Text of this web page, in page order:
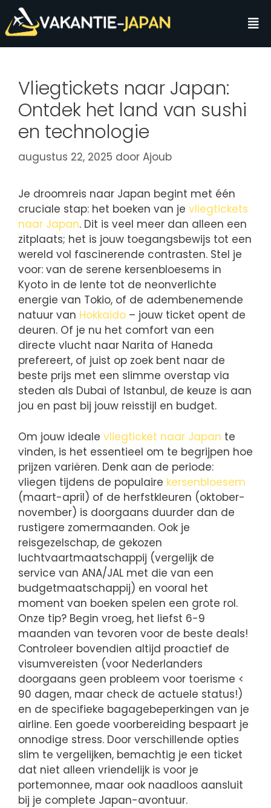
Vliegtickets naar Japan:
Ontdek het land van sushi
en technologie
augustus 22, 2025 door Ajoub
Je droomreis naar Japan begint met één
cruciale stap: het boeken van je vliegtickets
naar Japan. Dit is veel meer dan alleen een
zitplaats; het is jouw toegangsbewijs tot een
wereld vol fascinerende contrasten. Stel je
voor: van de serene kersenbloesems in
Kyoto in de lente tot de neonverlichte
energie van Tokio, of de adembenemende
natuur van Hokkaido – jouw ticket opent de
deuren. Of je nu het comfort van een
directe vlucht naar Narita of Haneda
prefereert, of juist op zoek bent naar de
beste prijs met een slimme overstap via
steden als Dubai of Istanbul, de keuze is aan
jou en past bij jouw reisstijl en budget.
Om jouw ideale vliegticket naar Japan te
vinden, is het essentieel om te begrijpen hoe
prijzen variëren. Denk aan de periode:
vliegen tijdens de populaire kersenbloesem
(maart-april) of de herfstkleuren (oktober-
november) is doorgaans duurder dan de
rustigere zomermaanden. Ook je
reisgezelschap, de gekozen
luchtvaartmaatschappij (vergelijk de
service van ANA/JAL met die van een
budgetmaatschappij) en vooral het
moment van boeken spelen een grote rol.
Onze tip? Begin vroeg, het liefst 6-9
maanden van tevoren voor de beste deals!
Controleer bovendien altijd proactief de
visumvereisten (voor Nederlanders
doorgaans geen probleem voor toerisme <
90 dagen, maar check de actuele status!)
en de specifieke bagagebeperkingen van je
airline. Een goede voorbereiding bespaart je
onnodige stress. Door verschillende opties
slim te vergelijken, bemachtig je een ticket
dat niet alleen vriendelijk is voor je
portemonnee, maar ook naadloos aansluit
bij je complete Japan-avontuur.